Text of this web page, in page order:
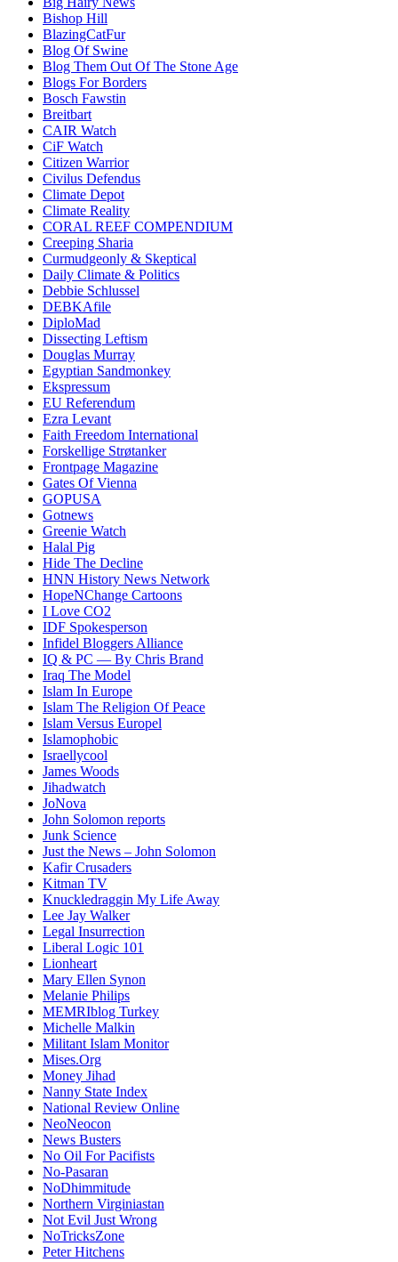
Bishop Hill
BlazingCatFur
Blog Of Swine
Blog Them Out Of The Stone Age
Blogs For Borders
Bosch Fawstin
Breitbart
CAIR Watch
CiF Watch
Citizen Warrior
Civilus Defendus
Climate Depot
Climate Reality
CORAL REEF COMPENDIUM
Creeping Sharia
Curmudgeonly & Skeptical
Daily Climate & Politics
Debbie Schlussel
DEBKAfile
DiploMad
Dissecting Leftism
Douglas Murray
Egyptian Sandmonkey
Ekspressum
EU Referendum
Ezra Levant
Faith Freedom International
Forskellige Strøtanker
Frontpage Magazine
Gates Of Vienna
GOPUSA
Gotnews
Greenie Watch
Halal Pig
Hide The Decline
HNN History News Network
HopeNChange Cartoons
I Love CO2
IDF Spokesperson
Infidel Bloggers Alliance
IQ & PC — By Chris Brand
Iraq The Model
Islam In Europe
Islam The Religion Of Peace
Islam Versus Europel
Islamophobic
Israellycool
James Woods
Jihadwatch
JoNova
John Solomon reports
Junk Science
Just the News – John Solomon
Kafir Crusaders
Kitman TV
Knuckledraggin My Life Away
Lee Jay Walker
Legal Insurrection
Liberal Logic 101
Lionheart
Mary Ellen Synon
Melanie Philips
MEMRIblog Turkey
Michelle Malkin
Militant Islam Monitor
Mises.Org
Money Jihad
Nanny State Index
National Review Online
NeoNeocon
News Busters
No Oil For Pacifists
No-Pasaran
NoDhimmitude
Northern Virginiastan
Not Evil Just Wrong
NoTricksZone
Peter Hitchens